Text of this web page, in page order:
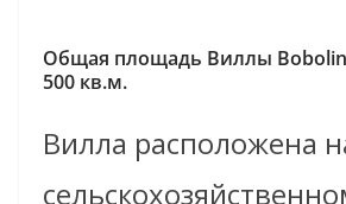
Общая площадь Виллы
500 кв.м.
Вилла расположена